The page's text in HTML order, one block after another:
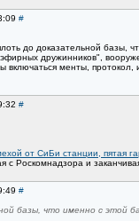
#
до доказательной базы,
дружинников",
включаться менты, протокол,
#
от СиБи станции, пятая
с Роскомнадзора и
#
базы, что именно с этой